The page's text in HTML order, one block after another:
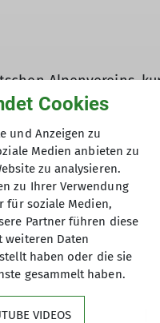
Alpenvereins,
zwischen 6 und
aktuell um die
Erwachsene
dem Klettertreﬀ für
es nicht nur ums
Cookies
und Anzeigen zu
Medien anbieten zu
zu analysieren.
zu Ihrer Verwendung
für soziale Medien,
Partner führen diese
Daten
haben oder die sie
gesammelt haben.
VIDEOS